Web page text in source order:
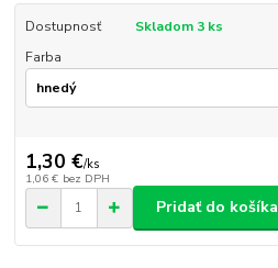
Dostupnosť
Skladom 3 ks
Farba
1,30 €/ks
1,06 € bez DPH
Pridať do košíka